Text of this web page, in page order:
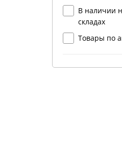
В наличии
складах
Товары по